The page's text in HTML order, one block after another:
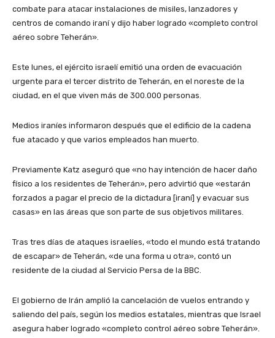
combate para atacar instalaciones de misiles, lanzadores y
centros de comando iraní y dijo haber logrado «completo control
aéreo sobre Teherán».
Este lunes, el ejército israelí emitió una orden de evacuación
urgente para el tercer distrito de Teherán, en el noreste de la
ciudad, en el que viven más de 300.000 personas.
Medios iraníes informaron después que el edificio de la cadena
fue atacado y que varios empleados han muerto.
Previamente Katz aseguró que «no hay intención de hacer daño
físico a los residentes de Teherán», pero advirtió que «estarán
forzados a pagar el precio de la dictadura [iraní] y evacuar sus
casas» en las áreas que son parte de sus objetivos militares.
Tras tres días de ataques israelíes, «todo el mundo está tratando
de escapar» de Teherán, «de una forma u otra», contó un
residente de la ciudad al Servicio Persa de la BBC.
El gobierno de Irán amplió la cancelación de vuelos entrando y
saliendo del país, según los medios estatales, mientras que Israel
asegura haber logrado «completo control aéreo sobre Teherán».